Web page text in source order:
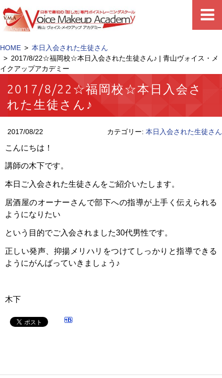
HOME
本日入会された生徒さん
2017/8/22☆福岡校☆本日入会された生徒さん♪ | 青山ヴォイス・メ
イクアップアカデミー
2017/8/22☆福岡校☆本日入会さ
れた生徒さん♪
2017/08/22 カテゴリー: 本日入会された生徒さん
こんにちは！
講師の木下です。
本日ご入会された生徒さんをご紹介いたします。
居酒屋のオーナーさんで部下への指導が上手く伝えられる
ようになりたい
という目的でご入会されました30代男性です。
正しい発声、抑揚メリハリをつけてしっかりと指導できる
ようにがんばっていきましょう♪
木下